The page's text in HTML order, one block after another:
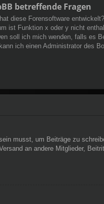
betreffende Fragen
diese Forensoftware entwickelt?
ist Funktion x oder y nicht
soll ich mich wenden, falls es
ich einen Administrator des
musst, um Beiträge zu
an andere Mitglieder,